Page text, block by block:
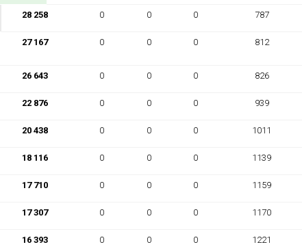
28 258 0 0 0 787
27 167 0 0 0 812
26 643 0 0 0 826
22 876 0 0 0 939
20 438 0 0 0 1011
18 116 0 0 0 1139
17 710 0 0 0 1159
17 307 0 0 0 1170
16 393 0 0 0 1221